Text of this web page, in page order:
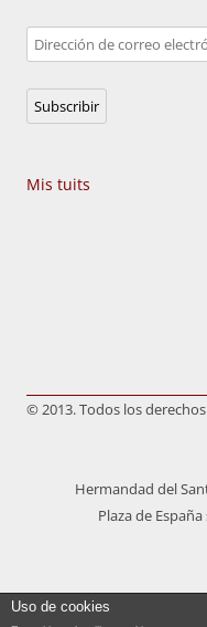
Dirección
de
correo
electrónico
Subscribir
Mis tuits
© 2013. Todos los
Hermandad del
Plaza de
Uso de cookies